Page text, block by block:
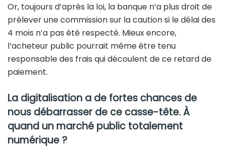
Or, toujours d’après la loi, la banque n’a plus droit de
prélever une commission sur la caution si le délai des
4 mois n’a pas été respecté. Mieux encore,
l’acheteur public pourrait même être tenu
responsable des frais qui découlent de ce retard de
paiement.
La digitalisation a de fortes chances de
nous débarrasser de ce casse-tête. À
quand un marché public totalement
numérique ?